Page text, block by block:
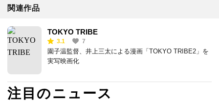
関連作品
TOKYO TRIBE
3.1 7
園子温監督、井上三太による漫画「TOKYO TRIBE2」を
実写映画化
注目のニュース